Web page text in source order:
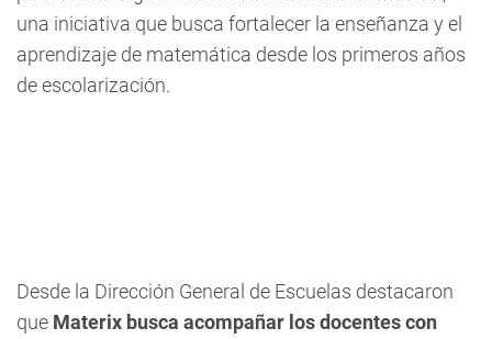
una iniciativa que busca fortalecer la enseñanza y el
aprendizaje de matemática desde los primeros años
de escolarización.
Desde la Dirección General de Escuelas destacaron
que Materix busca acompañar los docentes con